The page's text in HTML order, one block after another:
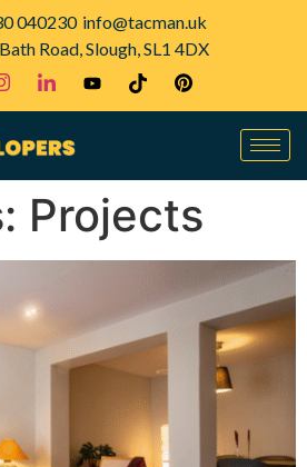
040230 info@tacman.uk
Road, Slough, SL1 4DX
Projects